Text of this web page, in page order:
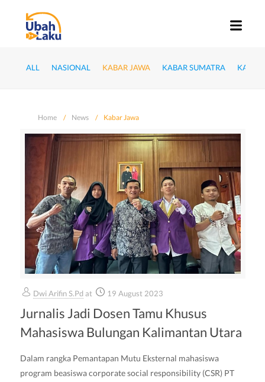
ALL NASIONAL KABAR JAWA KABAR SUMATRA
Home News Kabar Jawa
Dwi Arifin S.Pd at 19 August 2023
Jurnalis Jadi Dosen Tamu Khusus
Mahasiswa Bulungan Kalimantan Utara
Dalam rangka Pemantapan Mutu Eksternal mahasiswa
program beasiswa corporate social responsibility (CSR) PT